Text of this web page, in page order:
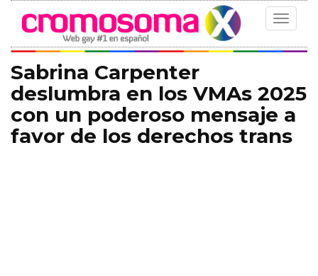
Toggle
Sabrina Carpenter
deslumbra en los VMAs 2025
con un poderoso mensaje a
favor de los derechos trans